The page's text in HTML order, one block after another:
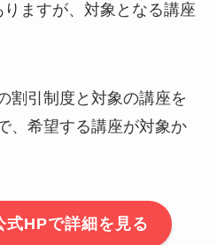
ますが、対象となる講座
割引制度と対象の講座を
、希望する講座が対象か
式HPで詳細を見る